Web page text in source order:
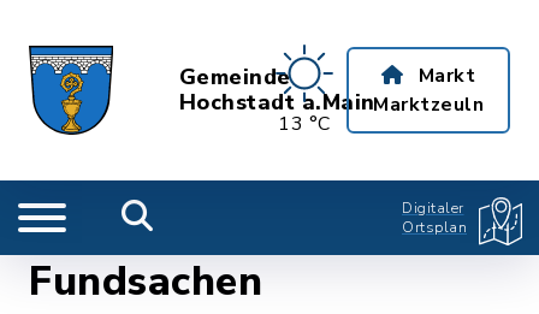
Gemeinde
Hochstadt a.Main
13 °C
Markt
Marktzeuln
Digitaler
Ortsplan
Fundsachen